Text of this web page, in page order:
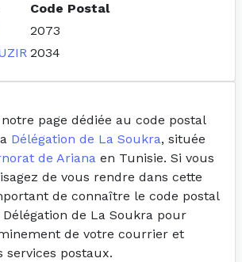
Code Postal
2073
2034
page dédiée au code postal
Délégation de La Soukra, située
de Ariana en Tunisie. Si vous
de vous rendre dans cette
de connaître le code postal
de La Soukra pour
de votre courrier et
services postaux.